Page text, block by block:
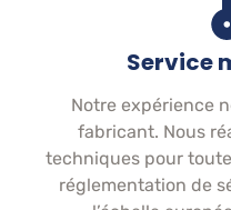
Service
Notre expérience
fabricant. Nous
techniques pour
réglementation de